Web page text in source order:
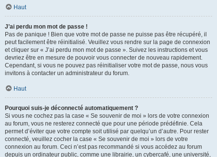
Haut
J’ai perdu mon mot de passe !
Pas de panique ! Bien que votre mot de passe ne puisse pas être récupéré, il
peut facilement être réinitialisé. Veuillez vous rendre sur la page de connexion
et cliquer sur « J’ai perdu mon mot de passe ». Suivez les instructions et vous
devriez être en mesure de pouvoir vous connecter de nouveau rapidement.
Cependant, si vous ne pouvez pas réinitialiser votre mot de passe, nous vous
invitons à contacter un administrateur du forum.
Haut
Pourquoi suis-je déconnecté automatiquement ?
Si vous ne cochez pas la case « Se souvenir de moi » lors de votre connexion
au forum, vous ne resterez connecté que pour une période prédéfinie. Cela
permet d’éviter que votre compte soit utilisé par quelqu’un d’autre. Pour rester
connecté, veuillez cocher la case « Se souvenir de moi » lors de votre
connexion au forum. Ceci n’est pas recommandé si vous accédez au forum
depuis un ordinateur public, comme une librairie, un cybercafé, une université,